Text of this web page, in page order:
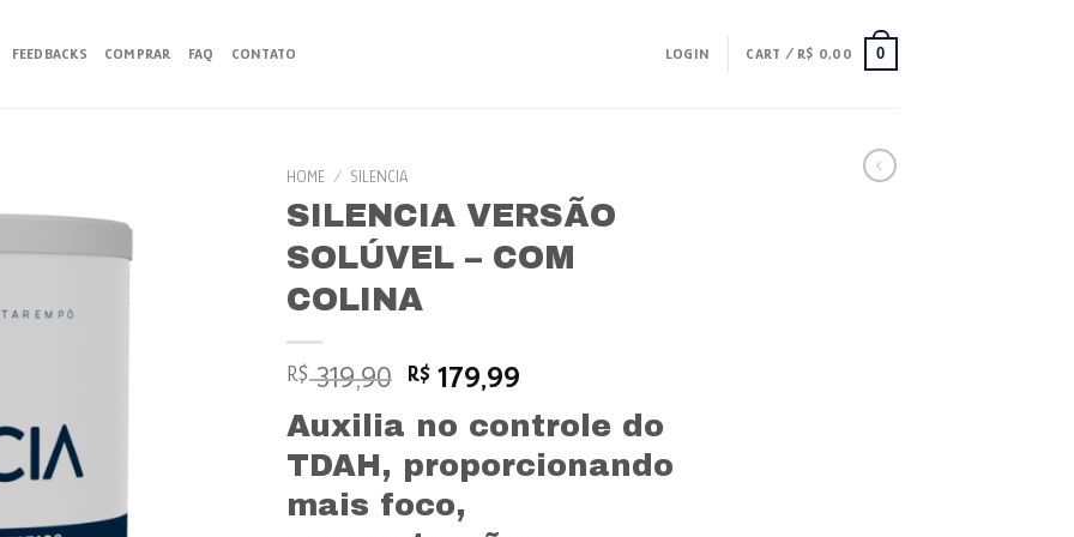
FEEDBACKS COMPRAR FAQ CONTATO LOGIN CART / R$ 0,00 0
HOME / SILENCIA
SILENCIA VERSÃO
SOLÚVEL – COM
COLINA
R$319,90 Original
was:
R$ 319,90.
R$ 179,99
is:
R$ 179,99.
Auxilia no controle do
TDAH, proporcionando
mais foco,